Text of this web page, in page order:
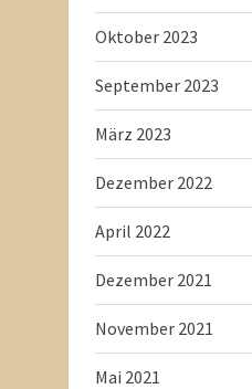
Oktober 2023
September 2023
März 2023
Dezember 2022
April 2022
Dezember 2021
November 2021
Mai 2021